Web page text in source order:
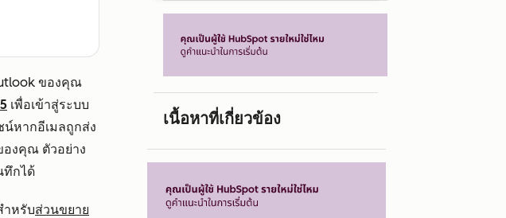
ของคุณ
เพื่อเข้าสู่ระบบ
หากอีเมลถูกส่ง
องคุณ ตัวอย่าง
ทึกได้
ำหรับส่วนขยาย
เนื้อหาที่เกี่ยวข้อง